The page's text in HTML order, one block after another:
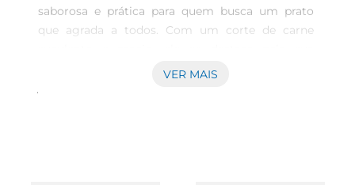
saborosa e prática para quem busca um prato
que agrada a todos. Com um corte de carne
versatilidade, podendo ser utilizado em almoços,
VER MAIS